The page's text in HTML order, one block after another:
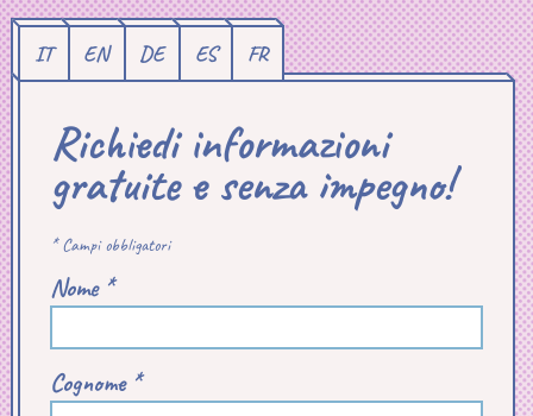
IT EN DE ES FR
Richiedi informazioni
gratuite e senza impegno!
* Campi obbligatori
Nome *
Cognome *